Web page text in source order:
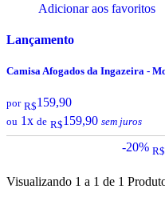
Adicionar aos favoritos
Lançamento
Camisa Afogados da Ingazeira -
por R$159,90
ou 1x de R$159,90 sem juros
-20% R$
Visualizando 1 a 1 de 1